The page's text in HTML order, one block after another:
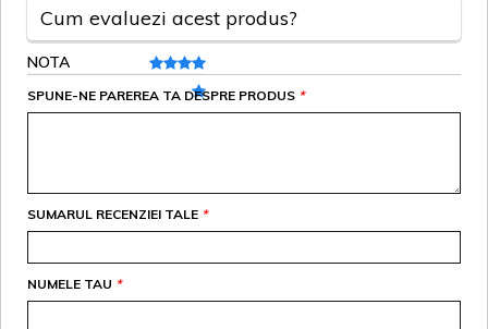
Cum evaluezi acest produs?
NOTA
*
SPUNE-NE PAREREA TA DESPRE PRODUS
*
SUMARUL RECENZIEI TALE
*
NUMELE TAU